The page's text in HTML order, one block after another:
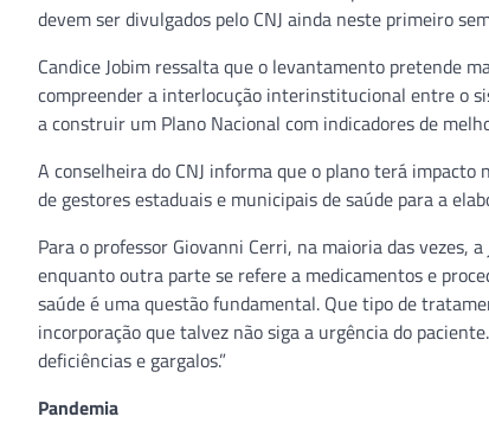
devem ser divulgados pelo CNJ ainda neste primeiro
Candice Jobim ressalta que o levantamento pretende
compreender a interlocução interinstitucional entre o
a construir um Plano Nacional com indicadores de
A conselheira do CNJ informa que o plano terá
de gestores estaduais e municipais de saúde para a
Para o professor Giovanni Cerri, na maioria das vezes,
enquanto outra parte se refere a medicamentos e
saúde é uma questão fundamental. Que tipo de
incorporação que talvez não siga a urgência do
deficiências e gargalos.”
Pandemia